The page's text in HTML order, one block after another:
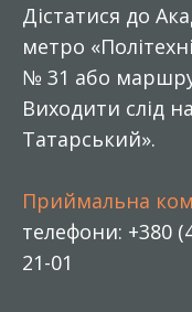
Дістатися до
метро
№ 31 або
Виходити слід
Татарський».
Приймальна
телефони: +380
21-01